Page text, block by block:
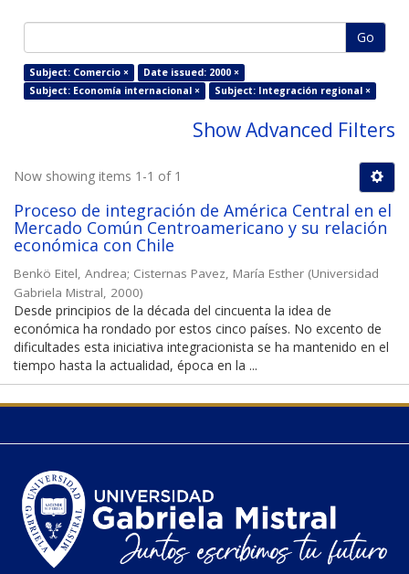
Go
Subject: Comercio ×
Date issued: 2000 ×
Subject: Economía internacional ×
Subject: Integración regional ×
Show Advanced Filters
Now showing items 1-1 of 1
Proceso de integración de América Central en el
Mercado Común Centroamericano y su relación
económica con Chile
Benkö Eitel, Andrea; Cisternas Pavez, María Esther (Universidad
Gabriela Mistral, 2000)
Desde principios de la década del cincuenta la idea de
económica ha rondado por estos cinco países. No excento de
dificultades esta iniciativa integracionista se ha mantenido en el
tiempo hasta la actualidad, época en la ...